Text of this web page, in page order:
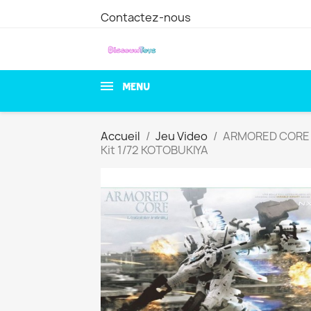
Contactez-nous
MENU
Accueil Jeu Video
ARMORED
Kit 1/72 KOTOBUKIYA